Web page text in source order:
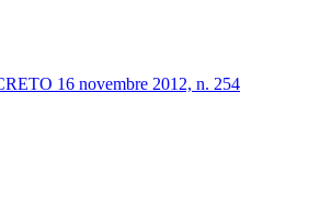
16 novembre 2012, n. 254